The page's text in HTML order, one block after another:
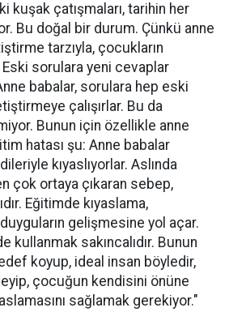
kuşak çatışmaları, tarihin her
Bu doğal bir durum. Çünkü anne
tarzıyla, çocukların
Eski sorulara yeni cevaplar
babalar, sorulara hep eski
çalışırlar. Bu da
Bunun için özellikle anne
hatası şu: Anne babalar
kıyaslıyorlar. Aslında
çok ortaya çıkaran sebep,
Eğitimde kıyaslama,
gelişmesine yol açar.
kullanmak sakıncalıdır. Bunun
koyup, ideal insan böyledir,
çocuğun kendisini önüne
sağlamak gerekiyor."